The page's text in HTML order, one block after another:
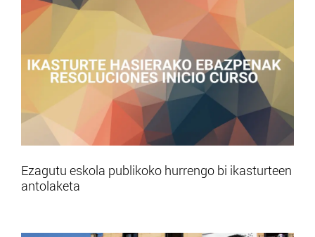
Ezagutu eskola publikoko hurrengo bi ikasturteen
antolaketa